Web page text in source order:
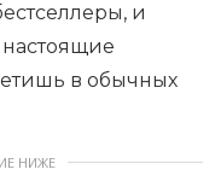
и
настоящие
в обычных
НИЖЕ